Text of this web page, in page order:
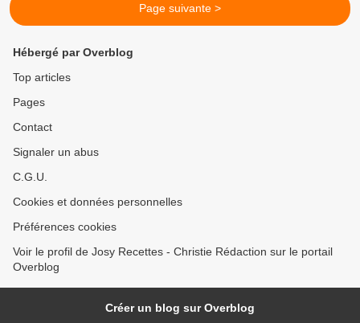
Page suivante >
Hébergé par Overblog
Top articles
Pages
Contact
Signaler un abus
C.G.U.
Cookies et données personnelles
Préférences cookies
Voir le profil de Josy Recettes - Christie Rédaction sur le portail
Overblog
Créer un blog sur Overblog